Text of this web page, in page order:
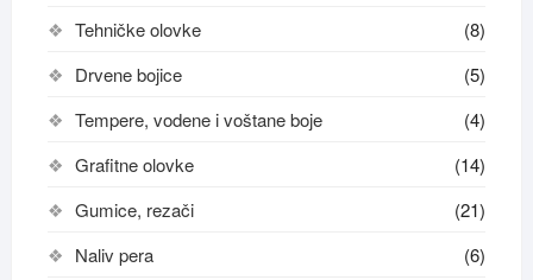
Tehničke olovke
(8)
Drvene bojice
(5)
Tempere, vodene i voštane boje
(4)
Grafitne olovke
(14)
Gumice, rezači
(21)
Naliv pera
(6)